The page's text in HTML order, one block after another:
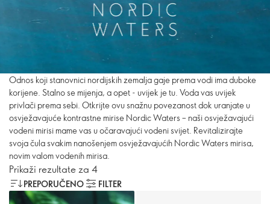
Odnos koji stanovnici nordijskih zemalja gaje prema vodi ima duboke
korijene. Stalno se mijenja, a opet - uvijek je tu. Voda vas uvijek
privlači prema sebi. Otkrijte ovu snažnu povezanost dok uranjate u
osvježavajuće kontrastne mirise Nordic Waters – naši osvježavajući
vodeni mirisi mame vas u očaravajući vodeni svijet. Revitalizirajte
svoja čula svakim nanošenjem osvježavajućih Nordic Waters mirisa,
novim valom vodenih mirisa.
Prikaži rezultate za 4
PREPORUČENO FILTER